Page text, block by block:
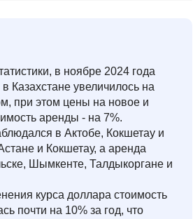
в ноябре 2024 года
Казахстане увеличилось на
при этом цены на новое и
аренды - на 7%.
в Актобе, Кокшетау и
и Кокшетау, а аренда
Шымкенте, Талдыкоргане и
курса доллара стоимость
почти на 10% за год, что